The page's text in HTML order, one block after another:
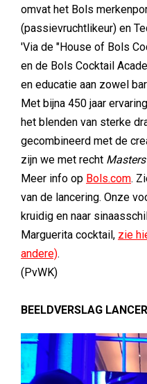
omvat het Bols
(passievruchtlikeur) en
'Via de "House of Bols
en de Bols Cocktail
en educatie aan zowel
Met bijna 450 jaar
het blenden van sterke
gecombineerd met de
zijn we met recht
Meer info op Bols.com.
van de lancering. Onze
kruidig en naar
Marguerita cocktail, zie
andere).
(PvWK)
BEELDVERSLAG